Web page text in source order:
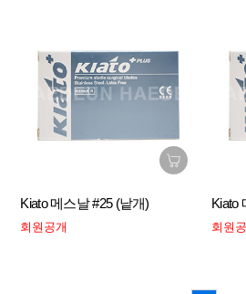
Kiato 메스날 #25 (낱개)
회원공개
Kiato
회원